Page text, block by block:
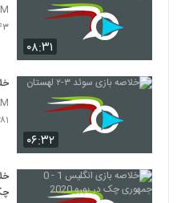
۰۸:۳۱
M
۵۴۳
۰۶:۳۲
M
۳۸۱